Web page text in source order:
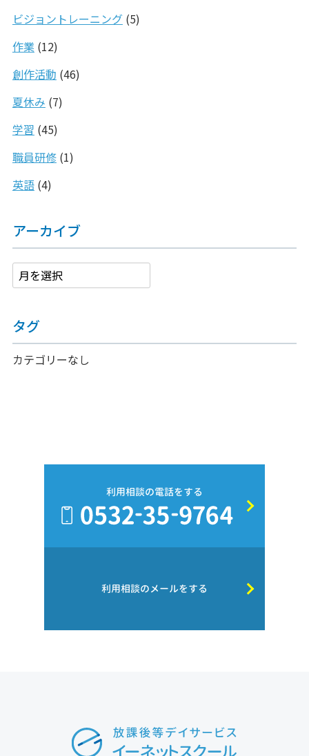
ビジョントレーニング(5)
作業(12)
創作活動 (46)
夏休み (7)
学習 (45)
職員研修(1)
英語(4)
アーカイブ
タグ
カテゴリーなし
利用相談の電話をする
利用相談のメールをする